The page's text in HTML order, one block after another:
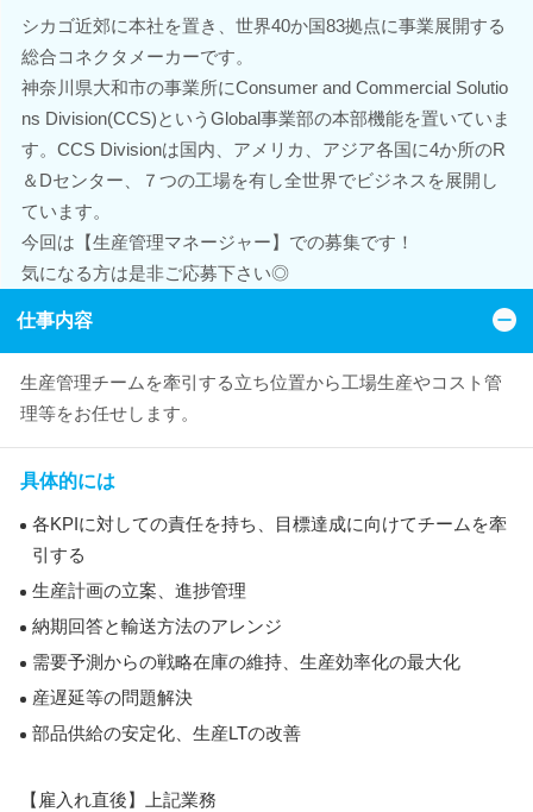
シカゴ近郊に本社を置き、世界40か国83拠点に事業展開する
総合コネクタメーカーです。
神奈川県大和市の事業所にConsumer and Commercial Solutio
ns Division(CCS)というGlobal事業部の本部機能を置いていま
す。CCS Divisionは国内、アメリカ、アジア各国に4か所のR
＆Dセンター、７つの工場を有し全世界でビジネスを展開し
ています。
今回は【生産管理マネージャー】での募集です！
気になる方は是非ご応募下さい◎
仕事内容
生産管理チームを牽引する立ち位置から工場生産やコスト管
理等をお任せします。
具体的には
各KPIに対しての責任を持ち、目標達成に向けてチームを牽
引する
生産計画の立案、進捗管理
納期回答と輸送方法のアレンジ
需要予測からの戦略在庫の維持、生産効率化の最大化
産遅延等の問題解決
部品供給の安定化、生産LTの改善
【雇入れ直後】上記業務